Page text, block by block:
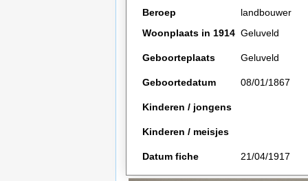
Beroep
landbouwer
Woonplaats in 1914 Geluveld
Geboorteplaats Geluveld
Geboortedatum 08/01/1867
Kinderen / jongens
Kinderen / meisjes
Datum fiche 21/04/1917